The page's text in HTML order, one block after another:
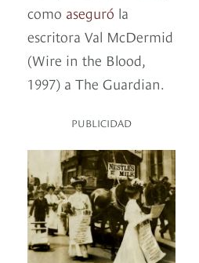
como aseguró la
escritora Val McDermid
(Wire in the Blood,
1997) a The Guardian.
PUBLICIDAD